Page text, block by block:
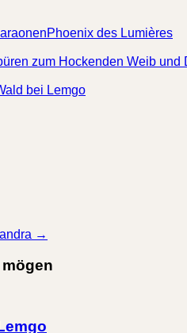
Phoenix des Lumières
zum Hockenden Weib und
bei Lemgo
→